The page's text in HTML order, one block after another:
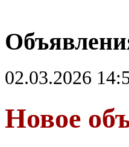
02.03.2026
Новое